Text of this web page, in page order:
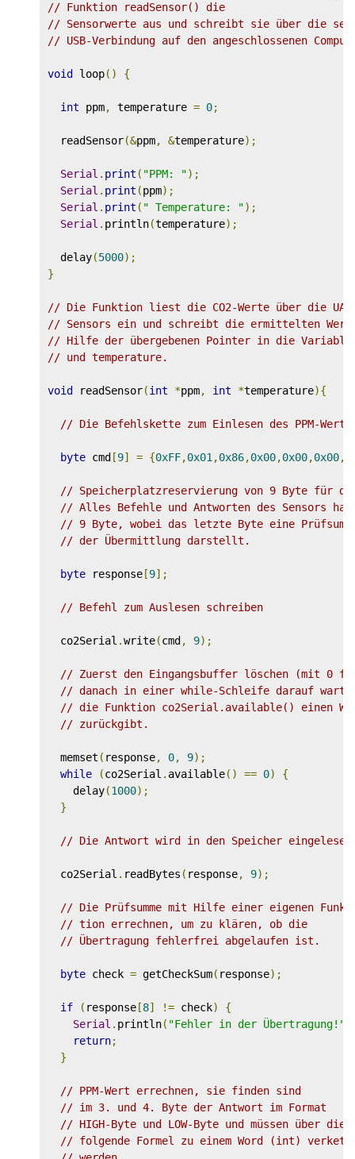
// Funktion readSensor() die
// Sensorwerte aus und schreibt sie über die
// USB-Verbindung auf den angeschlossenen
void loop() {
int ppm, temperature = 0;
readSensor(&ppm, &temperature);
Serial . print ( "PPM: ");
Serial . print (ppm);
Serial . print ( " Temperature: ");
Serial . println(temperature);
delay(5000);
}
// Die Funktion liest die CO2-Werte über die
// Sensors ein und schreibt die ermittelten
// Hilfe der übergebenen Pointer in die Variablen
// und temperature.
void readSensor(int *ppm, int *temperature){
// Die Befehlskette zum Einlesen des PPM-
byte cmd [9] = {0xFF,0x01,0x86,0x00,0x00,0x00,
// Speicherplatzreservierung von 9 Byte für
// Alles Befehle und Antworten des Sensors
// 9 Byte, wobei das letzte Byte eine
// der Übermittlung darstellt.
byte response [9];
// Befehl zum Auslesen schreiben
co2Serial .write(cmd , 9);
// Zuerst den Eingangsbuffer löschen (mit 0
// danach in einer while-Schleife darauf
// die Funktion co2Serial.available() einen
// zurückgibt.
memset ( response, 0, 9);
while
(co2Serial . available() == 0)
{
delay(1000);
}
// Die Antwort wird in den Speicher
co2Serial . readBytes ( response, 9);
// Die Prüfsumme mit Hilfe einer eigenen Funk-
// tion errechnen, um zu klären, ob die
// Übertragung fehlerfrei abgelaufen ist.
byte check = getCheckSum( response);
if ( response [8] != check)
{
Serial . println( "Fehler in der Übertragung!"
return;
}
// PPM-Wert errechnen, sie finden sind
// im 3. und 4. Byte der Antwort im Format
// HIGH-Byte und LOW-Byte und müssen über die
// folgende Formel zu einem Word (int)